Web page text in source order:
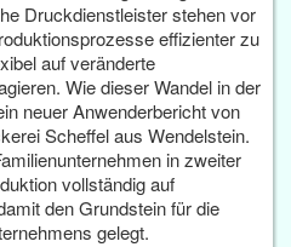
Druckdienstleister stehen vor
effizienter zu
auf veränderte
Wie dieser Wandel in der
neuer Anwenderbericht von
Scheffel aus Wendelstein.
in zweiter
vollständig auf
den Grundstein für die
gelegt.